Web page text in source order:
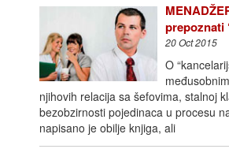
prepoznati
20 Oct 2015
O
njihovih relacija sa šefovima, stalnoj
bezobzirnosti pojedinaca u procesu
napisano je obilje knjiga, ali